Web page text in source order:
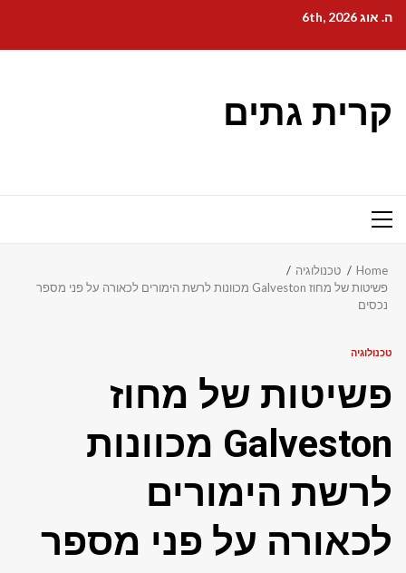
content
ה. אוג 6th, 2026
קרית גתים
Primary
Home
טכנולוגיה
פשיטות של מחוז Galveston מכוונות לרשת הימורים לכאורה על פני מספר
נכסים
טכנולוגיה
פשיטות של מחוז
Galveston מכוונות
לרשת הימורים
לכאורה על פני מספר